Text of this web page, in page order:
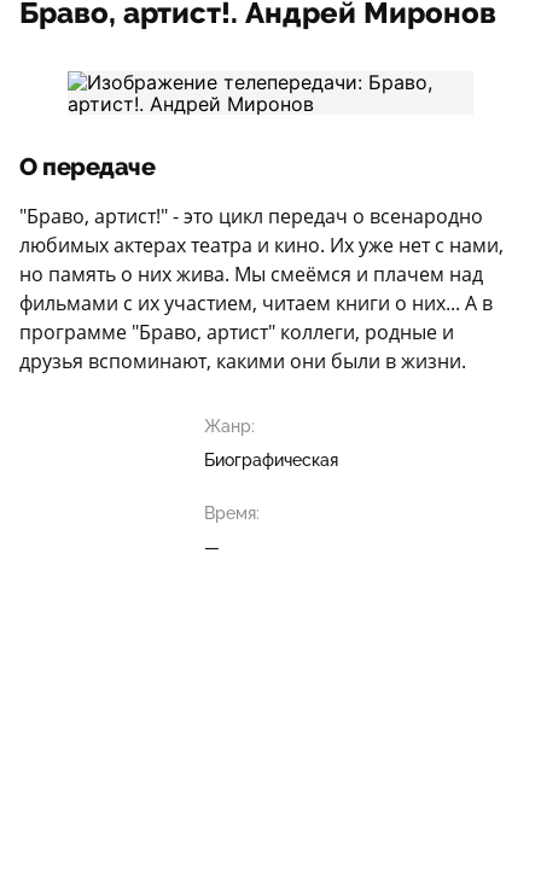
Браво, артист!. Андрей Миронов
О передаче
"Браво, артист!" - это цикл передач о всенародно
любимых актерах театра и кино. Их уже нет с нами,
но память о них жива. Мы смеёмся и плачем над
фильмами с их участием, читаем книги о них... А в
программе "Браво, артист" коллеги, родные и
друзья вспоминают, какими они были в жизни.
Жанр:
Биографическая
Время:
—